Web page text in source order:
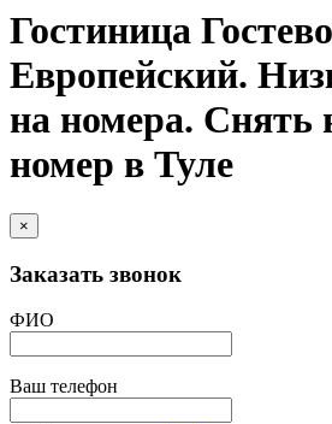
Гостиница
Европейский.
на номера. Снять
номер в Туле
×
Заказать звонок
ФИО
Ваш телефон